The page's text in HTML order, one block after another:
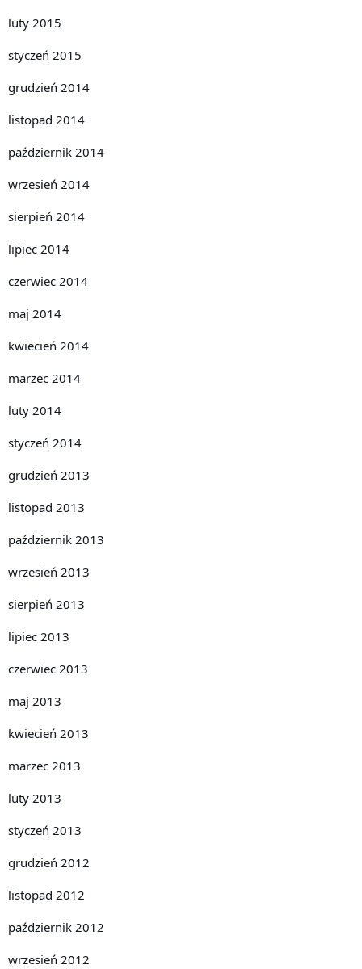
luty 2015
styczeń 2015
grudzień 2014
listopad 2014
październik 2014
wrzesień 2014
sierpień 2014
lipiec 2014
czerwiec 2014
maj 2014
kwiecień 2014
marzec 2014
luty 2014
styczeń 2014
grudzień 2013
listopad 2013
październik 2013
wrzesień 2013
sierpień 2013
lipiec 2013
czerwiec 2013
maj 2013
kwiecień 2013
marzec 2013
luty 2013
styczeń 2013
grudzień 2012
listopad 2012
październik 2012
wrzesień 2012